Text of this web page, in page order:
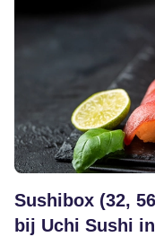
Sushibox (32,
bij Uchi Sushi